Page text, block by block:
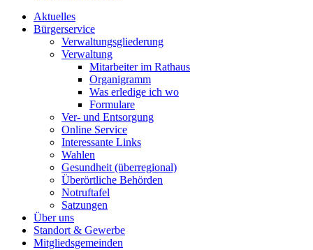
Aktuelles
Bürgerservice
Verwaltungsgliederung
Verwaltung
Mitarbeiter im Rathaus
Organigramm
Was erledige ich wo
Formulare
Ver- und Entsorgung
Online Service
Interessante Links
Wahlen
Gesundheit (überregional)
Überörtliche Behörden
Notruftafel
Satzungen
Über uns
Standort & Gewerbe
Mitgliedsgemeinden